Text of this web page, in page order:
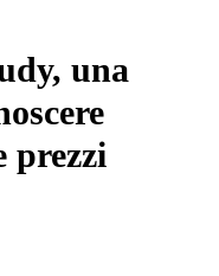
una
prezzi